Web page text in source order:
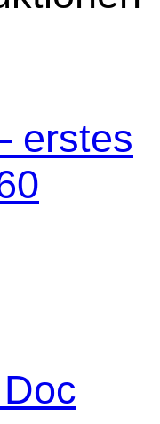
erstes